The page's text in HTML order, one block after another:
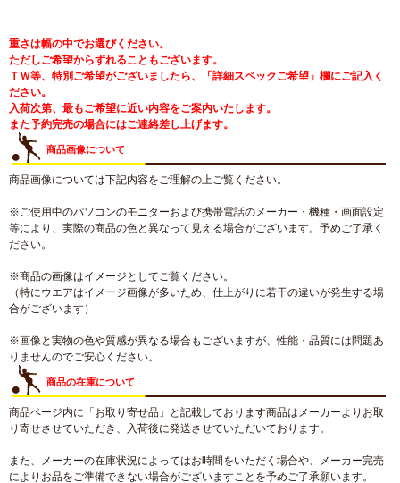
重さは幅の中でお選びください。
ただしご希望からずれることもございます。
ＴＷ等、特別ご希望がございましたら、「詳細スペックご希望」欄にご記入く
ださい。
入荷次第、最もご希望に近い内容をご案内いたします。
また予約完売の場合にはご連絡差し上げます。
商品画像について
商品画像については下記内容をご理解の上ご覧ください。
※ご使用中のパソコンのモニターおよび携帯電話のメーカー・機種・画面設定
等により、実際の商品の色と異なって見える場合がございます。予めご了承く
ださい。
※商品の画像はイメージとしてご覧ください。
（特にウエアはイメージ画像が多いため、仕上がりに若干の違いが発生する場
合がございます）
※画像と実物の色や質感が異なる場合もございますが、性能・品質には問題あ
りませんのでご安心ください。
商品の在庫について
商品ページ内に「お取り寄せ品」と記載しております商品はメーカーよりお取
り寄せさせていただき、入荷後に発送させていただいております。
また、メーカーの在庫状況によってはお時間をいただく場合や、メーカー完売
によりお品をご準備できない場合がございますことを予めご了承願います。